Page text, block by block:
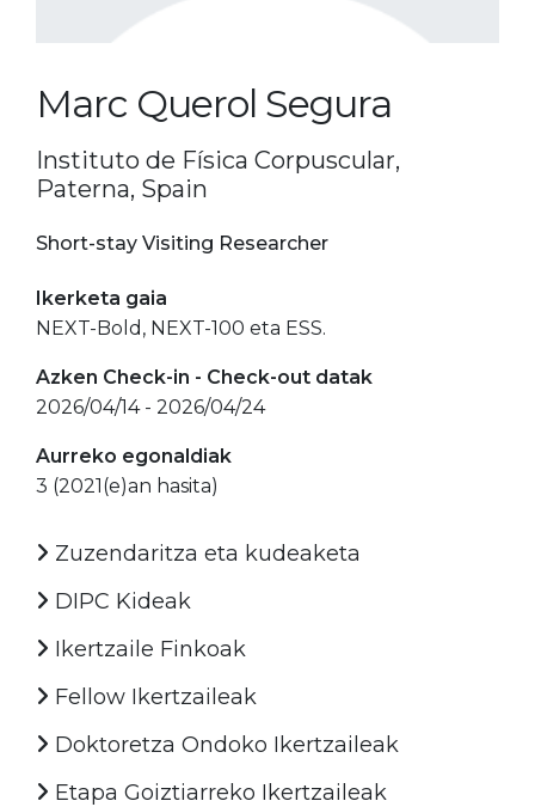
Marc Querol Segura
Instituto de Física Corpuscular,
Paterna, Spain
Short-stay Visiting Researcher
Ikerketa gaia
NEXT-Bold, NEXT-100 eta ESS.
Azken Check-in - Check-out datak
2026/04/14 - 2026/04/24
Aurreko egonaldiak
3 (2021(e)an hasita)
Zuzendaritza eta kudeaketa
DIPC Kideak
Ikertzaile Finkoak
Fellow Ikertzaileak
Doktoretza Ondoko Ikertzaileak
Etapa Goiztiarreko Ikertzaileak